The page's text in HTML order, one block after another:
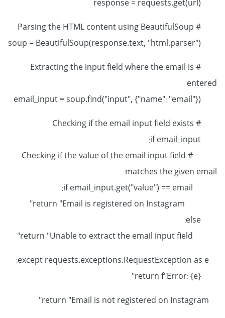
# Parsing the HTML content using BeautifulSoup
# Extracting the input field where the email is
entered
# Checking if the email input field exists
# Checking if the value of the email input field
matches the given email